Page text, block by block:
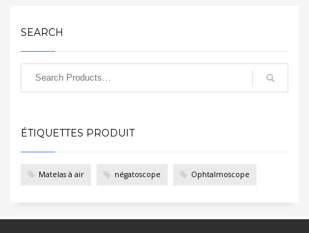
SEARCH
ÉTIQUETTES PRODUIT
Matelas à air négatoscope Ophtalmoscope